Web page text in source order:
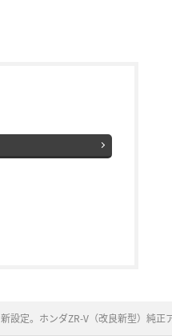
設定。ホンダZR-V（改良新型）純正